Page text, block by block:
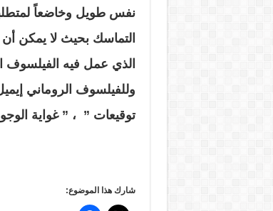
نفس طويل وخاضعاً
التماسك بحيث لا يمكن أن
الذي عمل فيه الفيلسوف
وللفيلسوف الروماني
توقيعات ” ، ” غواية
شارك هذا الموضوع: